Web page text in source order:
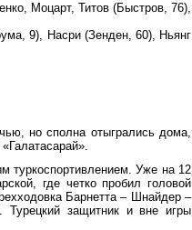
Моцарт, Титов (Быстров, 76),
9), Насри (Зенден, 60), Ньянг
но сполна отыгрались дома,
туркоспортивлением. Уже на 12
где четко пробил головой
Барнетта – Шнайдер –
защитник и вне игры